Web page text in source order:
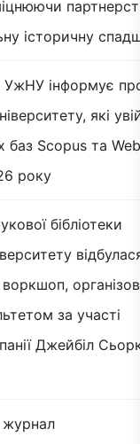
історичну
УжНУ інформує
які
баз Scopus та
року
бібліотеки
за участі
Джейбіл